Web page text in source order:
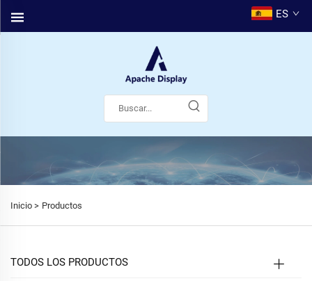
ES
Inicio > Productos
TODOS LOS PRODUCTOS